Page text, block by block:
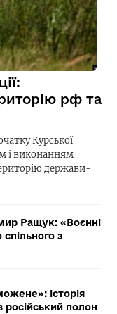
рф та
Курської
і виконанням
держави-
Ращук: «Воєнні
з
історія
полон